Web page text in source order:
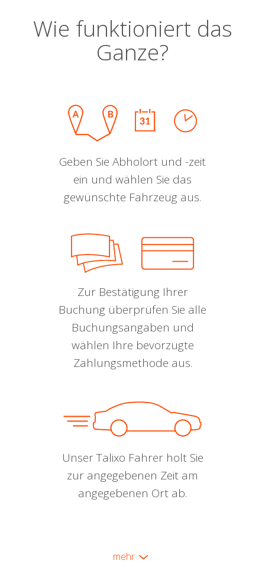
Wie funktioniert das
Ganze?
Geben Sie Abholort und -zeit
ein und wählen Sie das
gewünschte Fahrzeug aus.
Zur Bestätigung Ihrer
Buchung überprüfen Sie alle
Buchungsangaben und
wählen Ihre bevorzugte
Zahlungsmethode aus.
Unser Talixo Fahrer holt Sie
zur angegebenen Zeit am
angegebenen Ort ab.
mehr